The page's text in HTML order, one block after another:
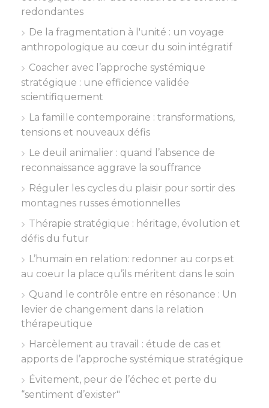
redondantes
De la fragmentation à l'unité : un voyage
anthropologique au cœur du soin intégratif
Coacher avec l’approche systémique
stratégique : une efficience validée
scientifiquement
La famille contemporaine : transformations,
tensions et nouveaux défis
Le deuil animalier : quand l’absence de
reconnaissance aggrave la souffrance
Réguler les cycles du plaisir pour sortir des
montagnes russes émotionnelles
Thérapie stratégique : héritage, évolution et
défis du futur
L’humain en relation: redonner au corps et
au coeur la place qu’ils méritent dans le soin
Quand le contrôle entre en résonance : Un
levier de changement dans la relation
thérapeutique
Harcèlement au travail : étude de cas et
apports de l’approche systémique stratégique
Évitement, peur de l’échec et perte du
“sentiment d’exister"